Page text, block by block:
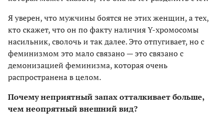
Я уверен, что мужчины боятся не этих женщин, а тех,
кто скажет, что он по факту наличия Y-хромосомы
насильник, сволочь и так далее. Это отпугивает, но с
феминизмом это мало связано — это связано с
демонизацией феминизма, которая очень
распространена в целом.
Почему неприятный запах отталкивает больше,
чем неопрятный внешний вид?